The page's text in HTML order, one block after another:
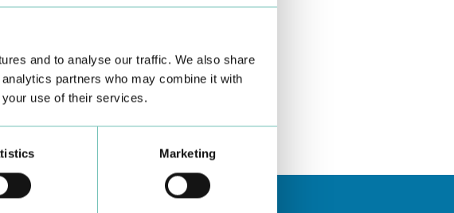
and to analyse our traffic. We also share
partners who may combine it with
use of their services.
Marketing